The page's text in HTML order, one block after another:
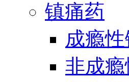
镇痛药
成瘾
非成